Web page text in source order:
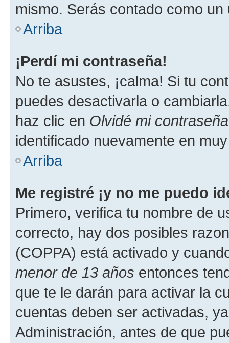
mismo. Serás contado como un
Arriba
¡Perdí mi contraseña!
No te asustes, ¡calma! Si tu
puedes desactivarla o
haz clic en Olvidé mi contraseña
identificado nuevamente en
Arriba
Me registré ¡y no me puedo
Primero, verifica tu nombre de
correcto, hay dos posibles
(COPPA) está activado y
menor de 13 años entonces
que te le darán para activar la
cuentas deben ser activadas,
Administración, antes de que